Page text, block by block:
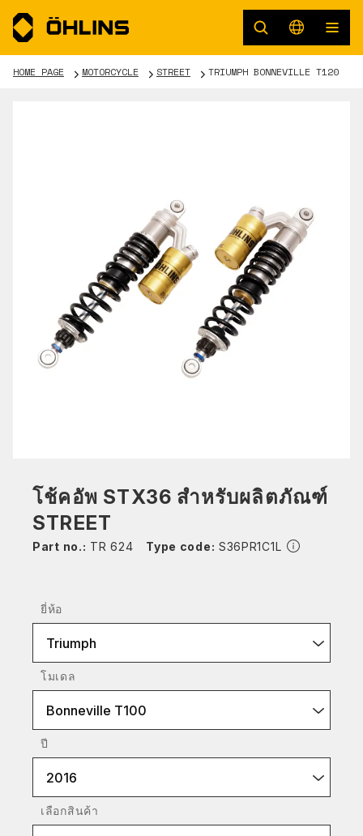
HOME PAGE MOTORCYCLE STREET TRIUMPH BONNEVILLE T120
โช้คอัพ STX36 สำหรับผลิตภัณฑ์
STREET
Part no.: TR 624 Type code: S36PR1C1L
ยี่ห้อ
Triumph
โมเดล
Bonneville T100
ปี
2016
เลือกสินค้า